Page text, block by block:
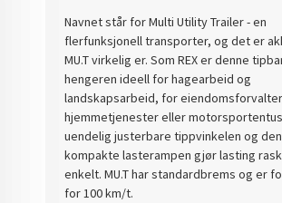
Navnet står for Multi Utility Trailer - en
flerfunksjonell transporter, og det er
MU.T virkelig er. Som REX er denne
hengeren ideell for hagearbeid og
landskapsarbeid, for
hjemmetjenester eller
uendelig justerbare tippvinkelen og
kompakte lasterampen gjør lasting
enkelt. MU.T har standardbrems og er
for 100 km/t.